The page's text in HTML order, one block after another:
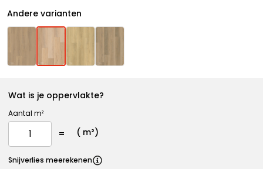
Andere varianten
Wat is je oppervlakte?
Aantal m²
( m²)
Snijverlies meerekenen